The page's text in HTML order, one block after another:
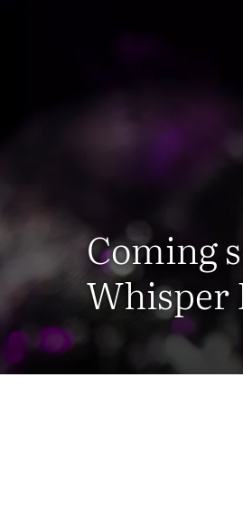
Coming
Whisper